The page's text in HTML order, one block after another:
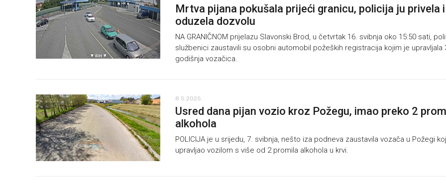
Mrtva pijana pokušala prijeći granicu, policija ju privela i
oduzela dozvolu
NA GRANIČNOM prijelazu Slavonski Brod, u četvrtak 16. svibnja oko 15:50 sati,
službenici zaustavili su osobni automobil požeških registracija kojim je upravljala
godišnja vozačica.
8.5.2025.
Usred dana pijan vozio kroz Požegu, imao preko 2
alkohola
POLICIJA je u srijedu, 7. svibnja, nešto iza podneva zaustavila vozača u Požegi
upravljao vozilom s više od 2 promila alkohola u krvi.